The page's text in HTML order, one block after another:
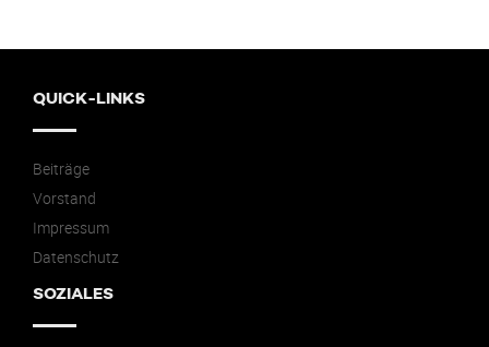
QUICK-LINKS
Beiträge
Vorstand
Impressum
Datenschutz
SOZIALES